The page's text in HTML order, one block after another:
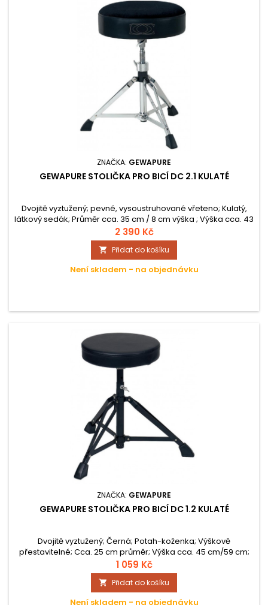
ZNAČKA: GEWAPURE
GEWAPURE STOLIČKA PRO BICÍ DC 2.1 KULATÉ
Dvojitě vyztužený; pevné, vysoustruhované vřeteno; Kulatý,
látkový sedák; Průměr cca. 35 cm / 8 cm výška ; Výška cca. 43
cm / 69 cm; Cca. 4,9 kg;
2 390 Kč
 Přidat do košíku
Není skladem - na objednávku
ZNAČKA: GEWAPURE
GEWAPURE STOLIČKA PRO BICÍ DC 1.2 KULATÉ
Dvojitě vyztužený; Černá; Potah-koženka; Výškově
přestavitelné; Cca. 25 cm průměr; Výška cca. 45 cm/59 cm;
Cca. 3,5 kg;
1 059 Kč
 Přidat do košíku
Není skladem - na objednávku